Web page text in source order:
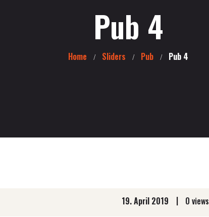
Pub 4
Home Sliders Pub Pub 4
19. April 2019 | 0 views